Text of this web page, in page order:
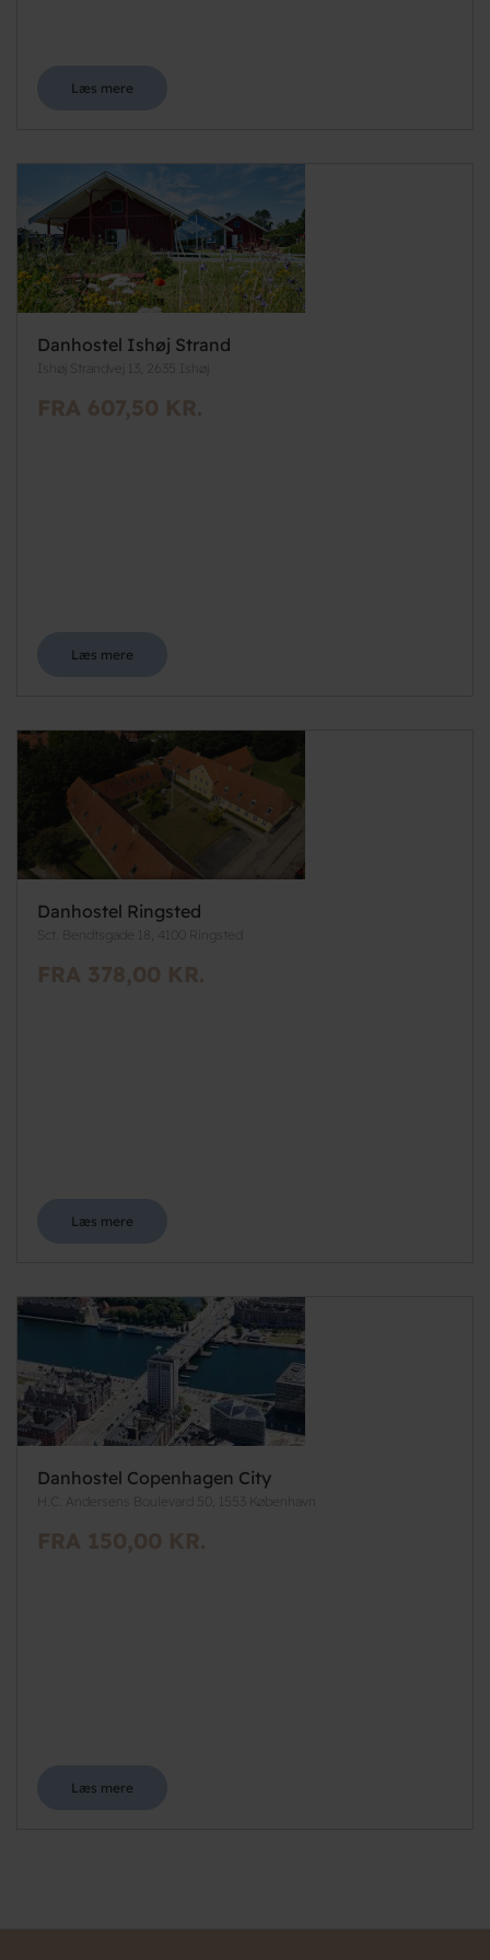
Læs mere
Danhostel Ishøj Strand
Ishøj Strandvej 13, 2635 Ishøj
FRA 607,50 KR.
Læs mere
Danhostel Ringsted
Sct. Bendtsgade 18, 4100 Ringsted
FRA 378,00 KR.
Læs mere
Danhostel Copenhagen City
H.C. Andersens Boulevard 50, 1553 København
FRA 150,00 KR.
Læs mere